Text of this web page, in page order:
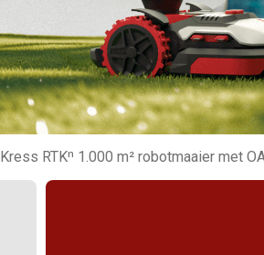
Kress RTKⁿ 1.000 m² robotmaaier met